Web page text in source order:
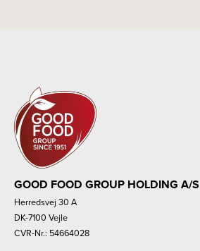
GOOD FOOD GROUP HOLDING A/S
Herredsvej 30 A
DK-7100 Vejle
CVR-Nr.: 54664028